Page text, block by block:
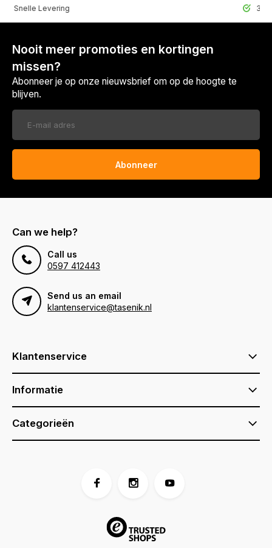
Levering 30 Dagen
Nooit meer promoties en kortingen
missen?
Abonneer je op onze nieuwsbrief om op de hoogte te
blijven.
Abonneer
Can we help?
Call us
0597 412443
Send us an email
klantenservice@tasenik.nl
Klantenservice
Informatie
Categorieën